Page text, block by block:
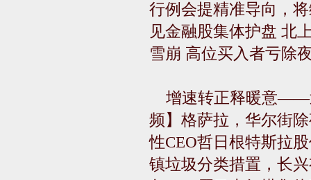
行例会提精准导向，
见金融股集体护盘 北
雪崩 高位买入者亏除
增速转正释暖意——
频】格萨拉，华尔街
性CEO哲日根特斯拉
镇垃圾分类措置，长